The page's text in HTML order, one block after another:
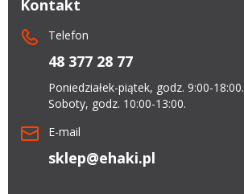
Kontakt
Telefon
48 377 28 77
Poniedziałek-piątek, godz. 9:00-18:00.
Soboty, godz. 10:00-13:00.
E-mail
sklep@ehaki.pl